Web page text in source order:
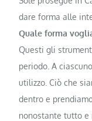
dare forma alle
Quale forma
Questi gli
periodo. A
utilizzo. Ciò che
dentro e
nonostante tutto e